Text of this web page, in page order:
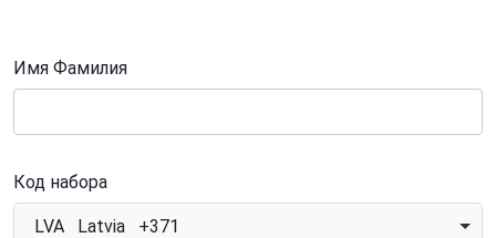
Имя Фамилия
Код набора
LVA Latvia +371